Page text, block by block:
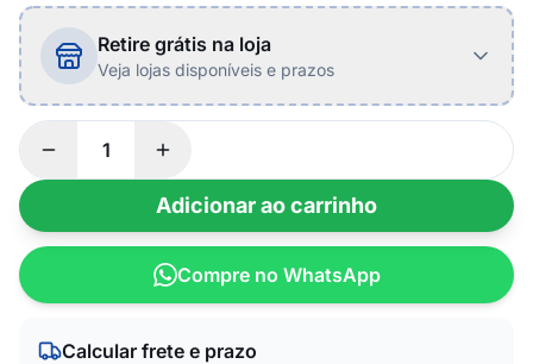
Retire grátis na loja
Veja lojas disponíveis e prazos
Adicionar ao carrinho
Compre no WhatsApp
Calcular frete e prazo